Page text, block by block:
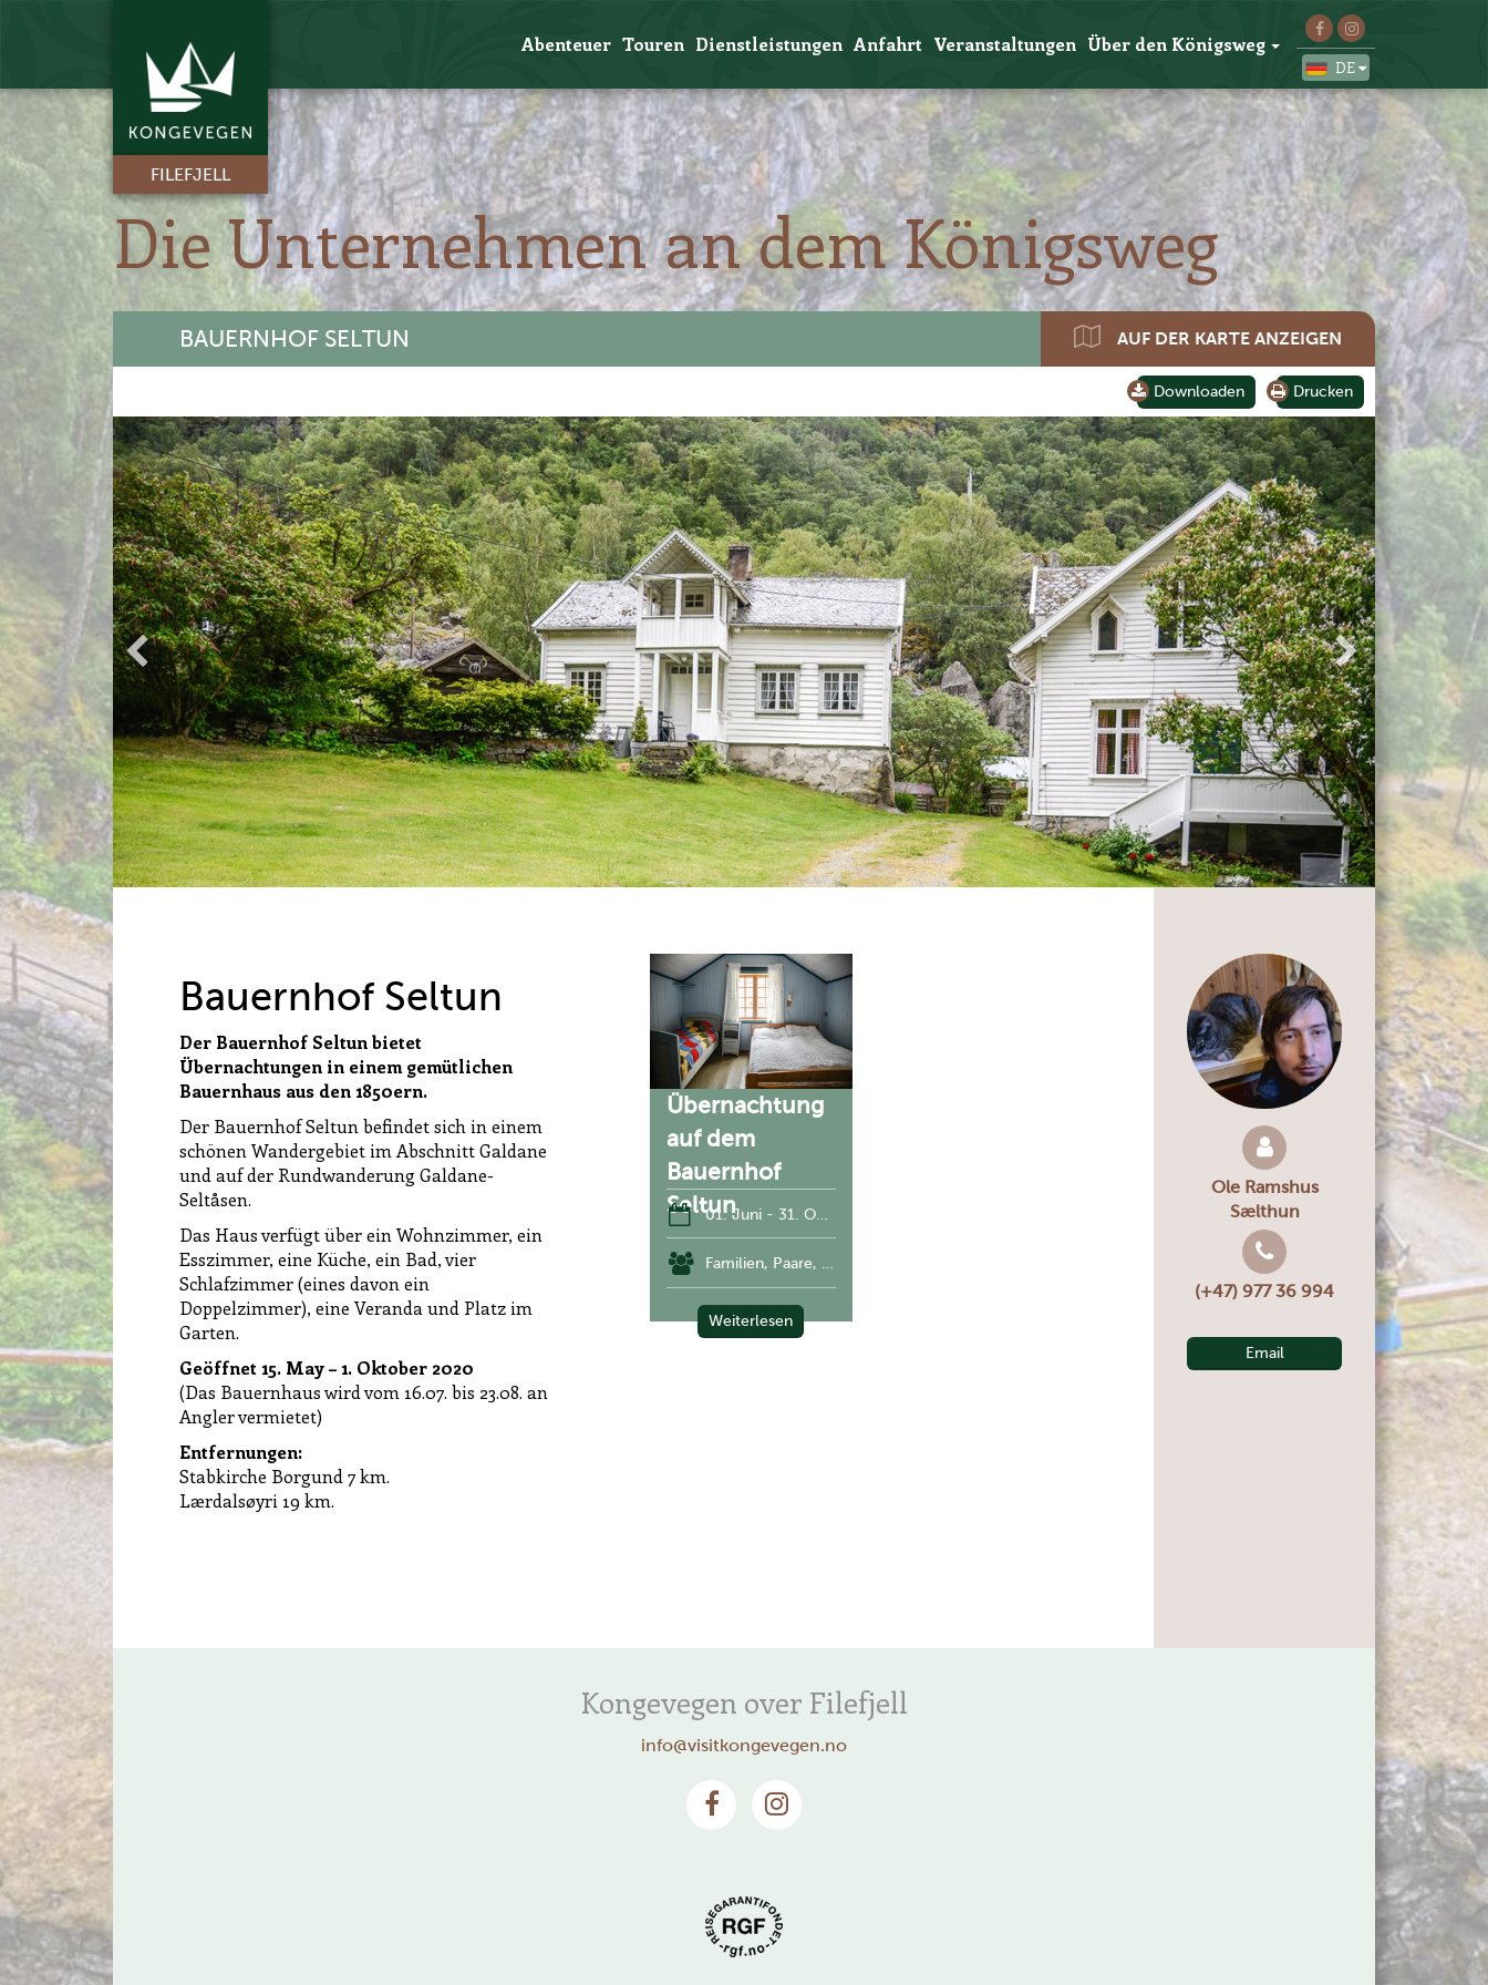
FILEFJELL
Abenteuer Touren Dienstleistungen Anfahrt Veranstaltungen Über den Königsweg
DE
Die Unternehmen an dem Königsweg
BAUERNHOF SELTUN AUF DER KARTE ANZEIGEN
Drucken
Downloaden
Bauernhof Seltun
Der Bauernhof Seltun bietet
Übernachtungen in einem gemütlichen
Bauernhaus aus den 1850ern.
Der Bauernhof Seltun befindet sich in einem
schönen Wandergebiet im Abschnitt Galdane
und auf der Rundwanderung Galdane-
Seltåsen.
Das Haus verfügt über ein Wohnzimmer, ein
Esszimmer, eine Küche, ein Bad, vier
Schlafzimmer (eines davon ein
Doppelzimmer), eine Veranda und Platz im
Garten.
Geöffnet 15. May – 1. Oktober 2020
(Das Bauernhaus wird vom 16.07. bis 23.08. an
Angler vermietet)
Entfernungen:
Stabkirche Borgund 7 km.
Lærdalsøyri 19 km.
Übernachtung
auf dem
Bauernhof
Seltun01. Juni - 31. Oktober
Familien, Paare, Kleingruppe
Weiterlesen
Ole Ramshus
Sælthun
(+47) 977 36 994
Email
+
-
Leaflet|Kartverket
Kongevegen over Filefjell
info@visitkongevegen.no